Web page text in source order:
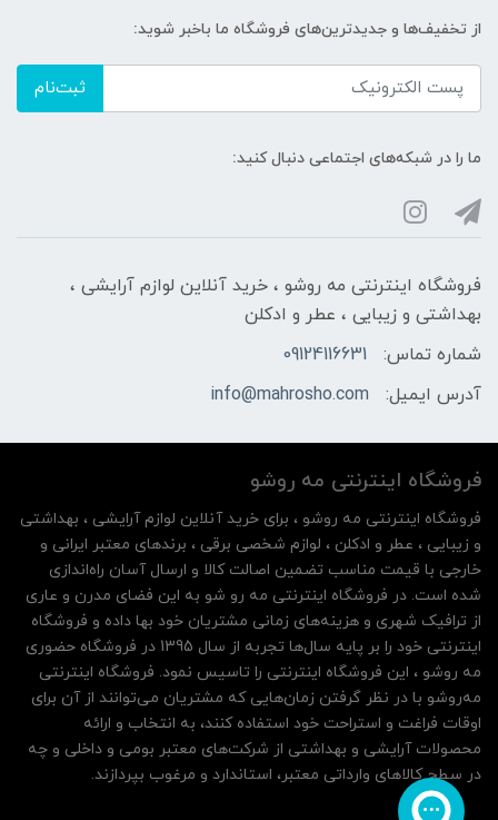
از تخفیف‌ها و جدیدترین‌های فروشگاه ما باخبر شوید:
ثبت‌نام
ما را در شبکه‌های اجتماعی دنبال کنید:
فروشگاه اینترنتی مه‌ رو‌شو ، خرید آنلاین لوازم آرایشی ،
بهداشتی و زیبایی ، عطر و ادکلن
شماره تماس:
09124116631
آدرس ایمیل:
info@mahrosho.com
فروشگاه اینترنتی مه‌ رو‌شو
فروشگاه اینترنتی مه‌ رو‌شو ، برای خرید آنلاین لوازم آرایشی ، بهداشتی
و زیبایی ، عطر و ادکلن ، لوازم شخصی برقی ، برندهای معتبر ایرانی و
خارجی با قیمت مناسب تضمین اصالت کالا و ارسال آسان راه‌اندازی
شده است. در فروشگاه اینترنتی مه رو شو به این فضای مدرن و عاری
از ترافیک شهری و هزینه‌های زمانی مشتریان خود بها داده و فروشگاه
اینترنتی خود را بر پایه سال‌ها تجربه از سال 1395 در فروشگاه حضوری
مه روشو ، این فروشگاه اینترنتی را تاسیس نمود. فروشگاه اینترنتی
مه‌رو‌شو با در نظر گرفتن زمان‌هایی که مشتریان می‌توانند از آن‌ برای
اوقات فراغت و استراحت خود استفاده کنند، به انتخاب و ارائه
محصولات آرایشی و بهداشتی از شرکت‌های معتبر بومی و داخلی و چه
در سطح کالاهای وارداتی معتبر، استاندارد و مرغوب بپردازند.